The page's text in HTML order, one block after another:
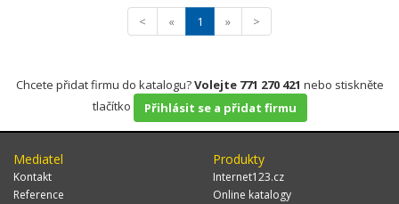
< « 1 » >
Chcete přidat firmu do katalogu?Volejte 771 270 421 nebo stiskněte
tlačítko
Přihlásit se a přidat firmu
Mediatel
Kontakt
Reference
Produkty
Internet123.cz
Online katalogy